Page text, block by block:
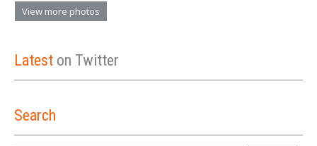
View more photos
Latest on Twitter
Search